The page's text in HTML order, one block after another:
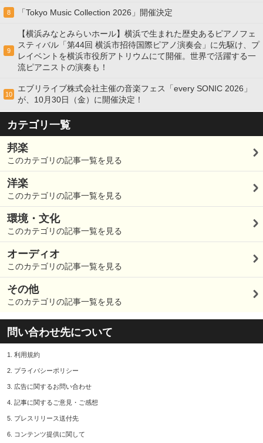
8 「Tokyo Music Collection 2026」開催決定
9
【横浜みなとみらいホール】横浜で生まれた歴史あるピアノフェ
スティバル「第44回 横浜市招待国際ピアノ演奏会」に先駆け、プ
レイベントを横浜市役所アトリウムにて開催。世界で活躍する一
流ピアニストの演奏も！
10
エブリライブ株式会社主催の音楽フェス「every SONIC 2026」
が、10月30日（金）に開催決定！
カテゴリ一覧
邦楽
このカテゴリの記事一覧を見る
洋楽
このカテゴリの記事一覧を見る
環境・文化
このカテゴリの記事一覧を見る
オーディオ
このカテゴリの記事一覧を見る
その他
このカテゴリの記事一覧を見る
問い合わせ先について
1. 利用規約
2. プライバシーポリシー
3. 広告に関するお問い合わせ
4. 記事に関するご意見・ご感想
5. プレスリリース送付先
6. コンテンツ提供に関して